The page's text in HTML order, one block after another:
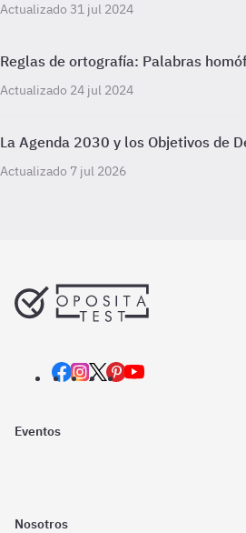
Actualizado 31 jul 2024
Reglas de ortografía: Palabras
Actualizado 24 jul 2024
La Agenda 2030 y los Objetivos de
Actualizado 7 jul 2026
Eventos
Nosotros